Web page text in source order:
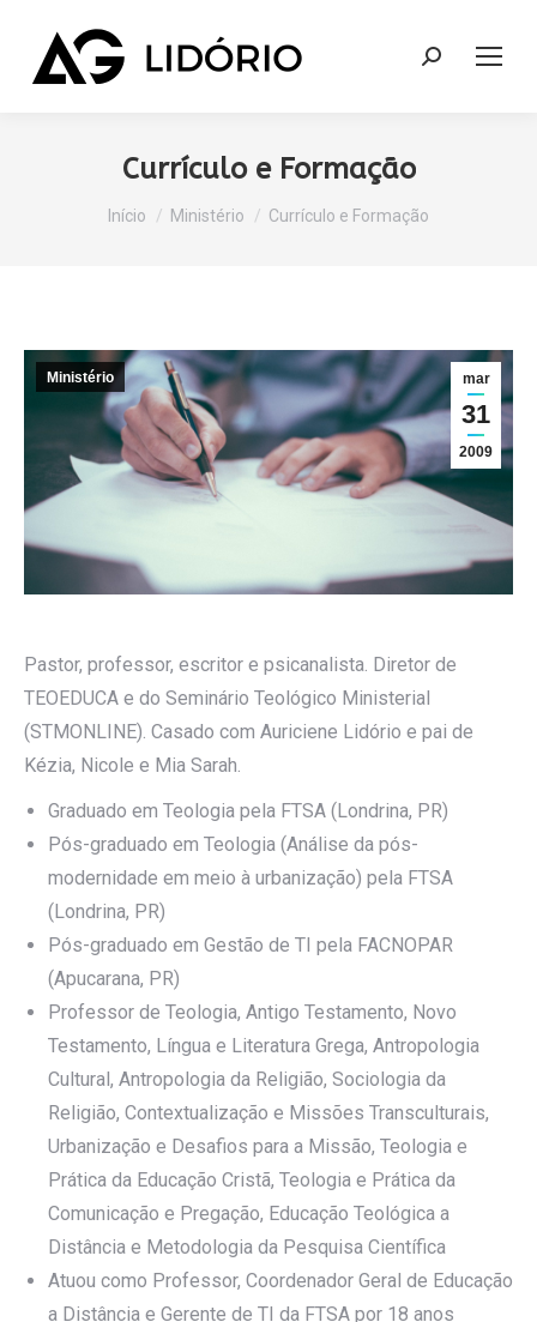
Search:
Currículo e Formação
Você está aqui:
Início Ministério Currículo e Formação
mar
31
2009
Ministério
Pastor, professor, escritor e psicanalista. Diretor de
TEOEDUCA e do Seminário Teológico Ministerial
(STMONLINE). Casado com Auriciene Lidório e pai de
Kézia, Nicole e Mia Sarah.
Graduado em Teologia pela FTSA (Londrina, PR)
Pós-graduado em Teologia (Análise da pós-
modernidade em meio à urbanização) pela FTSA
(Londrina, PR)
Pós-graduado em Gestão de TI pela FACNOPAR
(Apucarana, PR)
Professor de Teologia, Antigo Testamento, Novo
Testamento, Língua e Literatura Grega, Antropologia
Cultural, Antropologia da Religião, Sociologia da
Religião, Contextualização e Missões Transculturais,
Urbanização e Desafios para a Missão, Teologia e
Prática da Educação Cristã, Teologia e Prática da
Comunicação e Pregação, Educação Teológica a
Distância e Metodologia da Pesquisa Científica
Atuou como Professor, Coordenador Geral de Educação
a Distância e Gerente de TI da FTSA por 18 anos